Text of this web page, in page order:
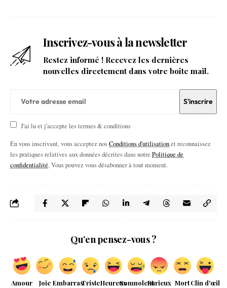
Inscrivez-vous à la newsletter
Restez informé ! Recevez les dernières
nouvelles directement dans votre boîte mail.
J'ai lu et j'accepte les termes & conditions
En vous inscrivant, vous acceptez nosConditions d'utilisationet reconnaissez
les pratiques relatives aux données décrites dans notre Politique de
confidentialité. Vous pouvez vous désabonner à tout moment.
Qu’en pensez-vous ?
Amour Joie EmbarrasTristeHeureuxSomnolentFurieux MortClin d'œil